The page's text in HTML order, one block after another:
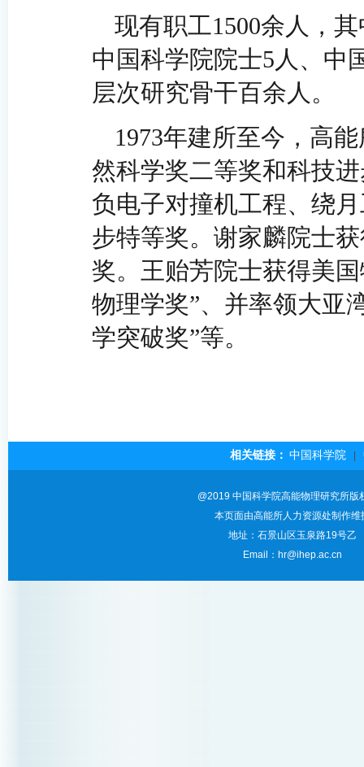
现有职工1500余人，
中国科学院院士5人、中
层次研究骨干百余人。
1973年建所至今，高
然科学奖二等奖和科技
负电子对撞机工程、绕
步特等奖。谢家麟院士
奖。王贻芳院士获得美
物理学奖”、并率领大亚
学突破奖”等。
相关链接： 中国科学院
@2019 中国科学院高能物理研究所版
本页面由高能所人力资源处制作维
地址：石景山区玉泉路19号乙
Email：hr@ihep.ac.cn